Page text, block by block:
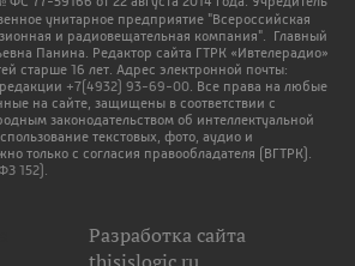
унитарное предприятие "Всероссийская
и радиовещательная компания". Главный
Панина. Редактор сайта ГТРК «Ивтелерадио»
старше 16 лет. Адрес электронной почты:
+7(4932) 93-69-00. Все права на любые
на сайте, защищены в соответствии с
законодательством об интеллектуальной
текстовых, фото, аудио и
только с согласия правообладателя (ВГТРК).
152).
Разработка сайта